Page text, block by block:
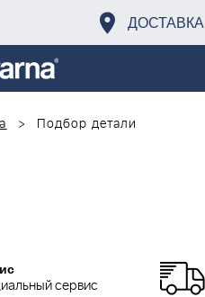
ДОСТАВКА
Подбор детали
сервис